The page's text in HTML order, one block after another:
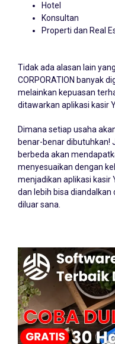
Hotel
Konsultan
Properti dan Real
Tidak ada alasan lain
CORPORATION banyak
melainkan kepuasan
ditawarkan aplikasi kasir
Dimana setiap usaha
benar-benar dibutuhkan!
berbeda akan
menyesuaikan dengan
menjadikan aplikasi kasir
dan lebih bisa diandalkan
diluar sana.